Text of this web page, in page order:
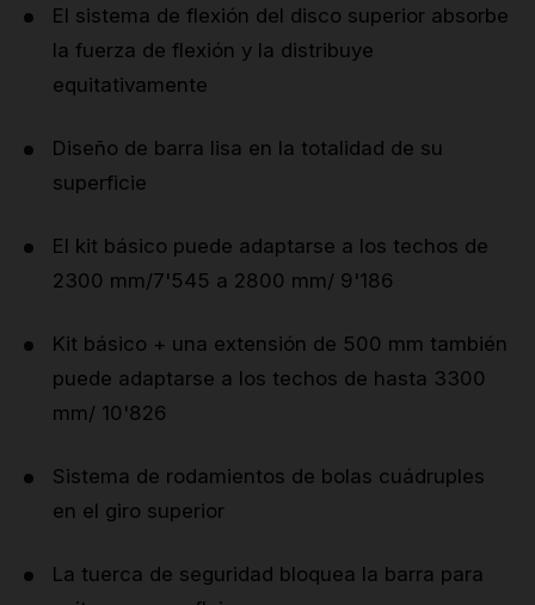
El sistema de flexión del disco superior absorbe
la fuerza de flexión y la distribuye
equitativamente
Diseño de barra lisa en la totalidad de su
superficie
El kit básico puede adaptarse a los techos de
2300 mm/7'545 a 2800 mm/ 9'186
Kit básico + una extensión de 500 mm también
puede adaptarse a los techos de hasta 3300
mm/ 10'826
Sistema de rodamientos de bolas cuádruples
en el giro superior
La tuerca de seguridad bloquea la barra para